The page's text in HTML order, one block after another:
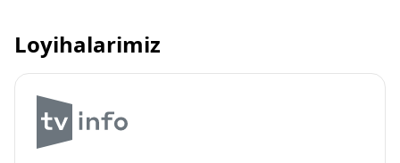
Loyihalarimiz